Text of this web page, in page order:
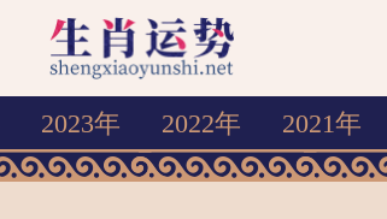
生肖运势
2023年 2022年 2021年